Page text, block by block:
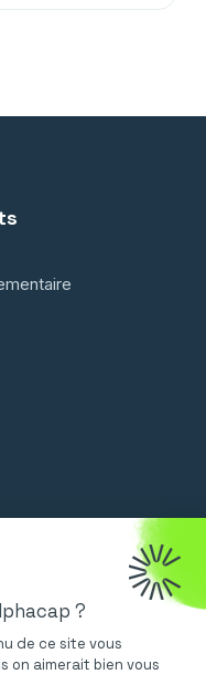
?
de ce site vous
on aimerait bien vous
l'Autorité des Marchés
de services sur
européen
investissement en
de perte totale
passées